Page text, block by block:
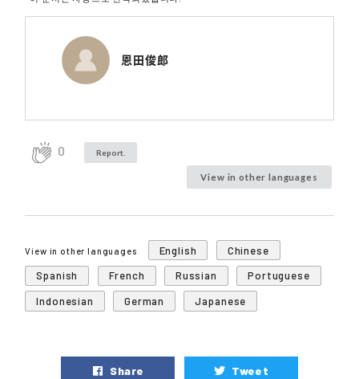
恩田俊郎
0 Report.
View in other languages
View in other languages English
Chinese
Spanish
French Russian
Portuguese
Indonesian
German Japanese
Share Tweet